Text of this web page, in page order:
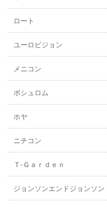
ロート
ユーロビジョン
メニコン
ボシュロム
ホヤ
ニチコン
Ｔ-Ｇａｒｄｅｎ
ジョンソンエンドジョンソン